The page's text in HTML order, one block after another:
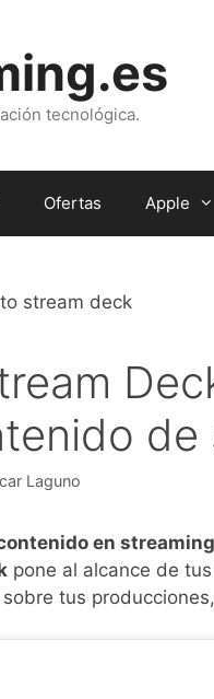
tecnológica.
Ofertas Apple
Laguno
en
pone al alcance de
tus